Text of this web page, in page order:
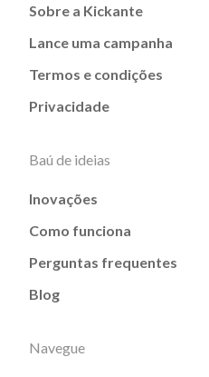
Sobre a Kickante
Lance uma campanha
Termos e condições
Privacidade
Baú de ideias
Inovações
Como funciona
Perguntas frequentes
Blog
Navegue